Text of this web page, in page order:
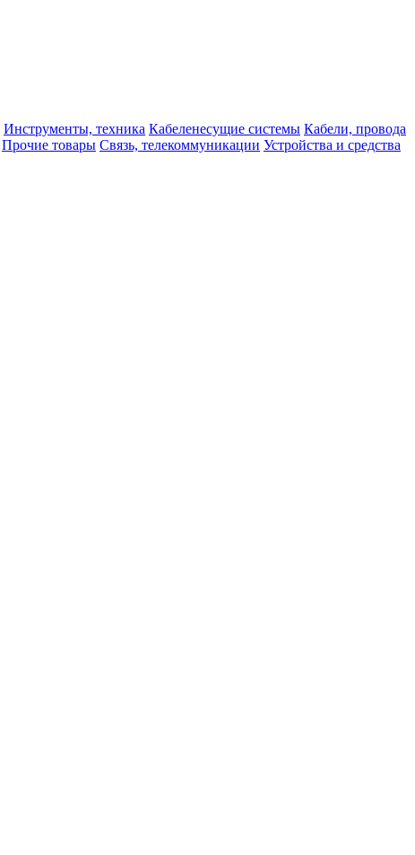
Инструменты, техника Кабеленесущие системы Кабели, провода
Прочие товары Связь, телекоммуникации Устройства и средства